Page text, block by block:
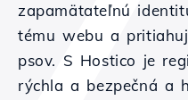
zapamätateľnú
tému webu a
psov. S Hostico je
rýchla a bezpečná a